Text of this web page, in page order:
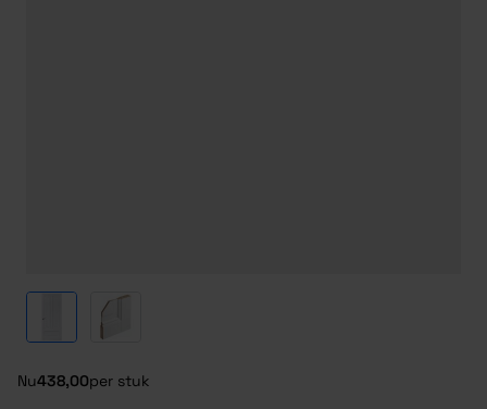
View larger imageView larger image
Nu438,00per stuk